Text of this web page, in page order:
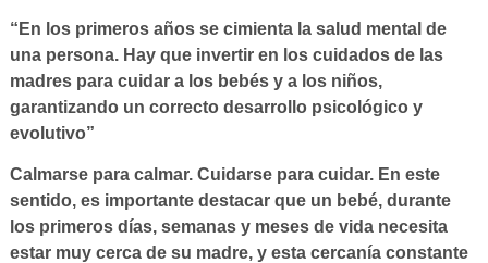
“En los primeros años se cimienta la salud mental de
una persona. Hay que invertir en los cuidados de las
madres para cuidar a los bebés y a los niños,
garantizando un correcto desarrollo psicológico y
evolutivo”
Calmarse para calmar. Cuidarse para cuidar. En este
sentido, es importante destacar que un bebé, durante
los primeros días, semanas y meses de vida necesita
estar muy cerca de su madre, y esta cercanía constante